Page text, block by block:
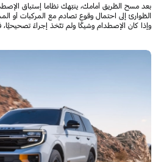
بعد مسح الطّريق أمامك، ينبّهك نظاما إستباق
الطّوارئ إلى احتمال وقوع تصادم مع المركبات أو
وإذا كان الإصطدام وشيكًا ولم تتّخذ إجراءً تصحيحيًّا،